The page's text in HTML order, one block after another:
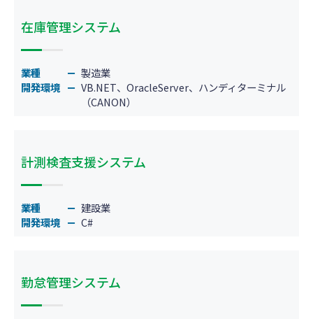
在庫管理システム
業種
製造業
開発環境
VB.NET、OracleServer、ハンディターミナル
（CANON）
計測検査支援システム
業種
建設業
開発環境
C#
勤怠管理システム